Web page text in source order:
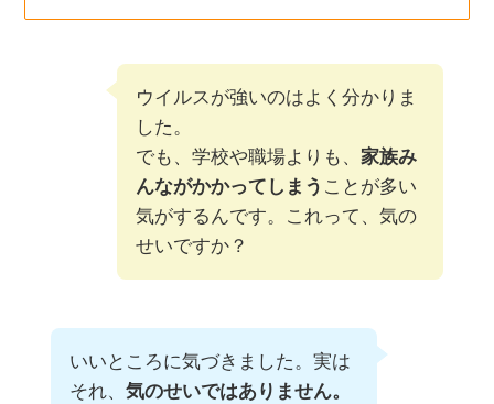
ウイルスが強いのはよく分かりま
した。
でも、学校や職場よりも、家族み
んながかかってしまう ことが多い
気がするんです。これって、気の
せいですか？
いいところに気づきました。実は
それ、気のせいではありません。